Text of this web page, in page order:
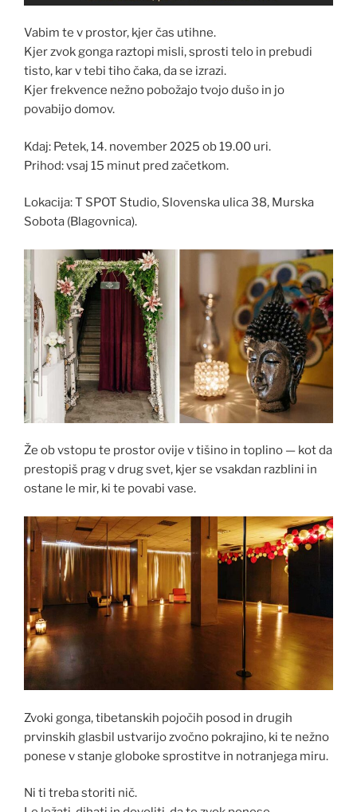
Vabim te v prostor, kjer čas utihne.
Kjer zvok gonga raztopi misli, sprosti telo in prebudi
tisto, kar v tebi tiho čaka, da se izrazi.
Kjer frekvence nežno pobožajo tvojo dušo in jo
povabijo domov.
Kdaj: Petek, 14. november 2025 ob 19.00 uri.
Prihod: vsaj 15 minut pred začetkom.
Lokacija: T SPOT Studio, Slovenska ulica 38, Murska
Sobota (Blagovnica).
Že ob vstopu te prostor ovije v tišino in toplino — kot da
prestopiš prag v drug svet, kjer se vsakdan razblini in
ostane le mir, ki te povabi vase.
Zvoki gonga, tibetanskih pojočih posod in drugih
prvinskih glasbil ustvarijo zvočno pokrajino, ki te nežno
ponese v stanje globoke sprostitve in notranjega miru.
Ni ti treba storiti nič.